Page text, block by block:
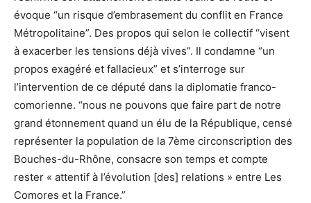
évoque “un risque d’embrasement du conflit en France
Métropolitaine”. Des propos qui selon le collectif “visent
à exacerber les tensions déjà vives”. Il condamne “un
propos exagéré et fallacieux” et s’interroge sur
l’intervention de ce député dans la diplomatie franco-
comorienne. “nous ne pouvons que faire part de notre
grand étonnement quand un élu de la République, censé
représenter la population de la 7ème circonscription des
Bouches-du-Rhône, consacre son temps et compte
rester « attentif à l’évolution [des] relations » entre Les
Comores et la France.”